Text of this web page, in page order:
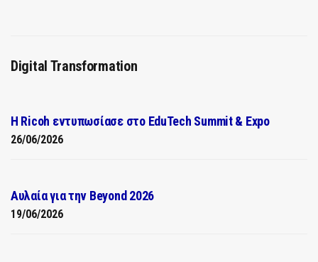
Digital Transformation
Η Ricoh εντυπωσίασε στο EduTech Summit & Expo
26/06/2026
Αυλαία για την Beyond 2026
19/06/2026